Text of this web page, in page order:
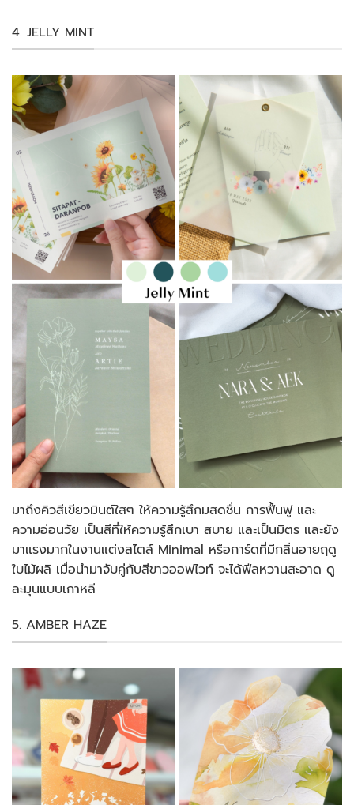
4. JELLY MINT
มาถึงคิวสีเขียวมินต์ใสๆ ให้ความรู้สึกมสดชื่น การฟื้นฟู และ
ความอ่อนวัย เป็นสีที่ให้ความรู้สึกเบา สบาย และเป็นมิตร และยัง
มาแรงมากในงานแต่งสไตล์ Minimal หรือการ์ดที่มีกลิ่นอายฤดู
ใบไม้ผลิ เมื่อนำมาจับคู่กับสีขาวออฟไวท์ จะได้ฟีลหวานสะอาด ดู
ละมุนแบบเกาหลี
5. AMBER HAZE